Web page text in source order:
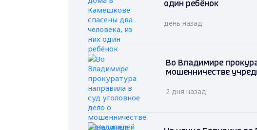
один ребёнок
день назад
Во Владимире
мошенничестве
2 дня назад